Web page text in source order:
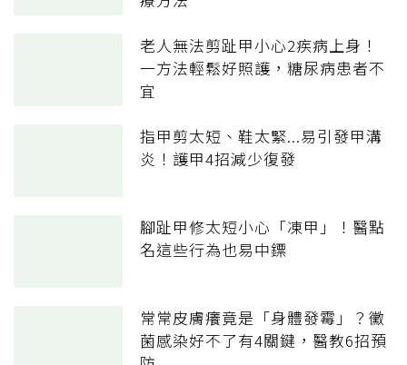
老人無法剪趾甲小心2疾病上身！
一方法輕鬆好照護，糖尿病患者不
宜
指甲剪太短、鞋太緊...易引發甲溝
炎！護甲4招減少復發
腳趾甲修太短小心「凍甲」！醫點
名這些行為也易中鏢
常常皮膚癢竟是「身體發霉」？黴
菌感染好不了有4關鍵，醫教6招預